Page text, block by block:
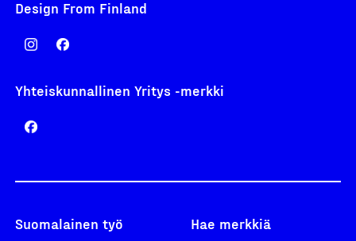
Design From Finland
Yhteiskunnallinen Yritys -merkki
Suomalainen työ Hae merkkiä